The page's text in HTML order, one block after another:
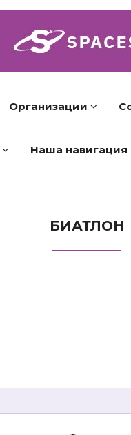
Организации
Наша навигация
БИАТЛОН